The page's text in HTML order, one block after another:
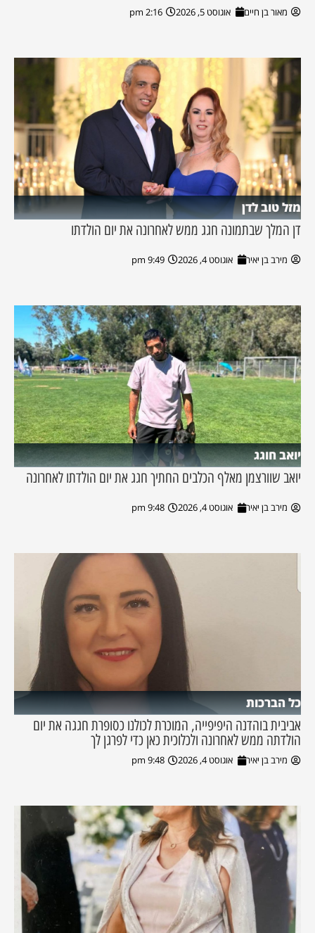
מאור בן חיים אוגוסט 5, 2026 2:16 pm
מזל טוב לדן
דן המלך שבתמונה חגג ממש לאחרונה את יום הולדתו
מירב בן יאיר אוגוסט 4, 2026 9:49 pm
יואב חוגג
יואב שוורצמן מאלף הכלבים החתיך חגג את יום הולדתו לאחרונה
מירב בן יאיר אוגוסט 4, 2026 9:48 pm
כל הברכות
אביבית בוהדנה היפיפייה, המוכרת לכולנו כסופרת חגגה את יום
הולדתה ממש לאחרונה ולכלוכית כאן כדי לפרגן לך
מירב בן יאיר אוגוסט 4, 2026 9:48 pm